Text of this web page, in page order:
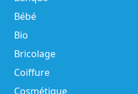
Bébé
Bio
Bricolage
Coiffure
Cosmétique